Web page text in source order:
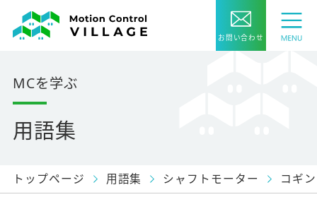
お問い合わせ
MCを学ぶ
用語集
トップページ 用語集 シャフトモーター コギ